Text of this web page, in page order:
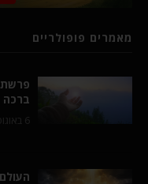
מאמרים פופולריים
ברכה
6 באוגוסט 2026